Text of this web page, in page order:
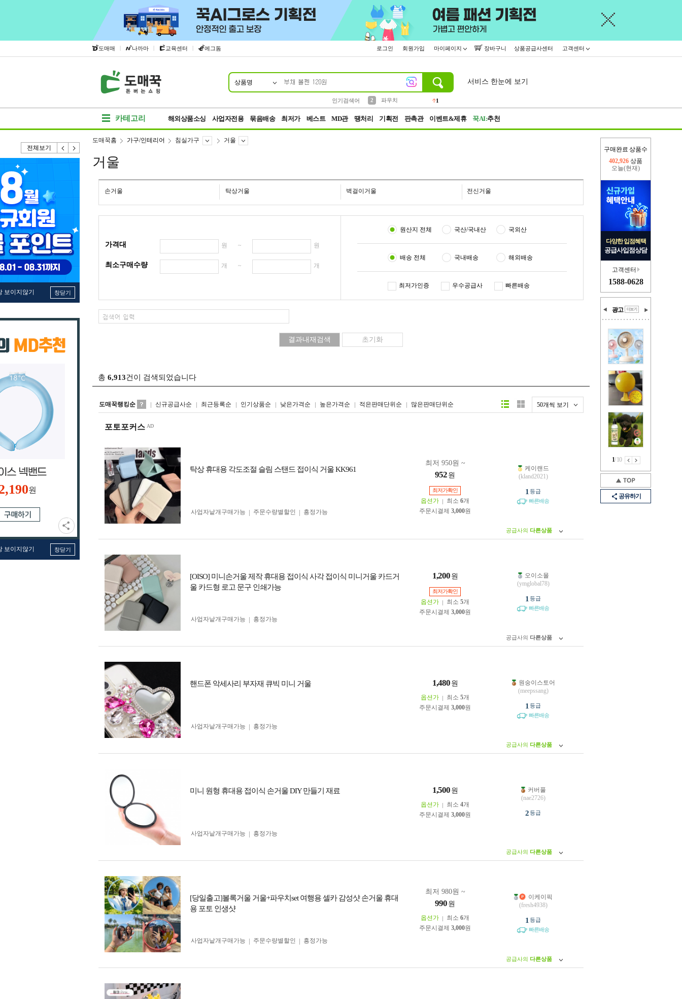
도매매 | 나까마 | 교육센터 | 에그돔 로그인 회원가입 마이페이지 장바구니 상품공급사센터 고객센터
상품명
인기검색어
2
파우치
1
서비스 한눈에 보기
카테고리 해외상품소싱 사업자전용 묶음배송 최저가 베스트 MD관 땡처리 기획전 판촉관 이벤트&제휴 꾹AI:추천
전체보기
보이지않기 창닫기
원
보이지않기 창닫기
구매완료 상품수
오늘(현재)
424,107상품
다양한 입점혜택
공급사입점상담
고객센터
1588-0628
광고
1/10
공유하기
도매꾹홈 가구/인테리어 침실가구 거울
거울
손거울 탁상거울 벽걸이거울 전신거울
가격대 원 ~ 원
최소구매수량 개 ~ 개
원산지 전체 국산/국내산 국외산
배송 전체 국내배송 해외배송
최저가인증 우수공급사 빠른배송
총 6,913건이 검색되었습니다
도매꾹랭킹순 신규공급사순 최근등록순 인기상품순 낮은가격순 높은가격순 적은판매단위순 많은판매단위순 50개씩 보기
리스트형갤러리형
포토포커스
탁상 휴대용 각도조절 슬림 스탠드 접이식 거울 KK961
최저 950원 ~
952 원
최저가확인
옵션가 최소 6개
주문시결제 3,000원
사업자 낱개구매가능 주문수량별할인 흥정가능
케이랜드
(kland2021)
1 등급
빠른배송
공급사의 다른상품
[OISO] 미니손거울 제작 휴대용 접이식 사각 접이식 미니거울 카드거
울 카드형 로고 문구 인쇄가능
1,200 원
최저가확인
옵션가 최소 5개
주문시결제 3,000원
사업자 낱개구매가능
흥정가능
오이소몰
(ymglobal78)
1 등급
빠른배송
공급사의 다른상품
핸드폰 악세사리 부자재 큐빅 미니 거울 1,480 원
옵션가 최소 5개
주문시결제 3,000원
사업자 낱개구매가능 흥정가능
원숭이스토어
(meepssang)
1 등급
빠른배송
공급사의 다른상품
미니 원형 휴대용 접이식 손거울 DIY 만들기 재료 1,500 원
옵션가 최소 4개
주문시결제 3,000원
사업자 낱개구매가능 흥정가능
커버풀
(nae2726)
2등급
공급사의 다른상품
[당일출고]볼록거울 거울+파우치set 여행용 셀카 감성샷 손거울 휴대
용 포토 인생샷
최저 980원 ~
990 원
옵션가 최소 6개
주문시결제 3,000원
사업자 낱개구매가능
주문수량별할인 흥정가능
이케이픽
(fresh4938)
1 등급
빠른배송
공급사의 다른상품